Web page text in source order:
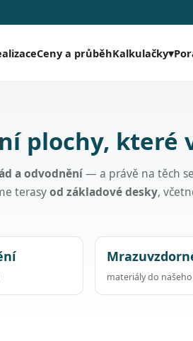
Ceny a průběhKalkulačky▾
plochy, které
a odvodnění— a právě na těch
terasyod základové desky,
materiály do